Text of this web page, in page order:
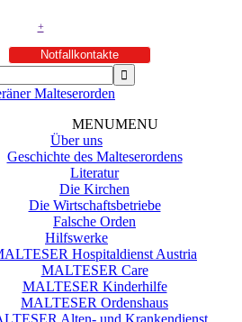
+
Notfallkontakte
Malteserorden
MENUMENU
Über uns
Geschichte des Malteserordens
Literatur
Die Kirchen
Die Wirtschaftsbetriebe
Falsche Orden
Hilfswerke
Hospitaldienst Austria
MALTESER Care
MALTESER Kinderhilfe
MALTESER Ordenshaus
Alten- und Krankendienst